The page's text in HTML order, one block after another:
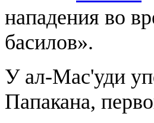
нападения во
басилов».
У ал-Мас'уди
Папакана,